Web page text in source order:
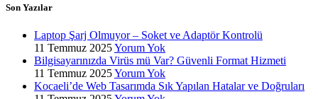
Son Yazılar
Laptop Şarj Olmuyor – Soket ve Adaptör Kontrolü
11 Temmuz 2025Yorum Yok
Bilgisayarınızda Virüs mü Var? Güvenli Format Hizmeti
11 Temmuz 2025Yorum Yok
Kocaeli’de Web Tasarımda Sık Yapılan Hatalar ve Doğruları